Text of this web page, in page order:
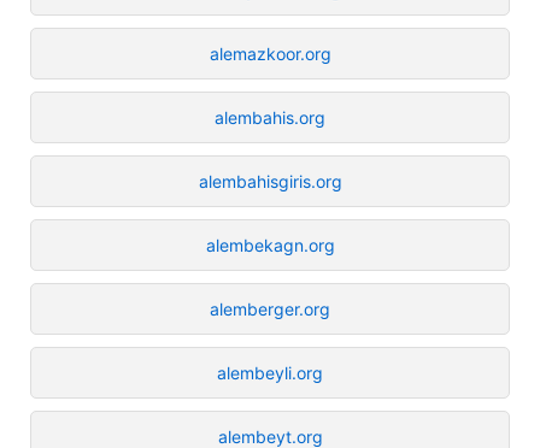
alemazkoor.org
alembahis.org
alembahisgiris.org
alembekagn.org
alemberger.org
alembeyli.org
alembeyt.org